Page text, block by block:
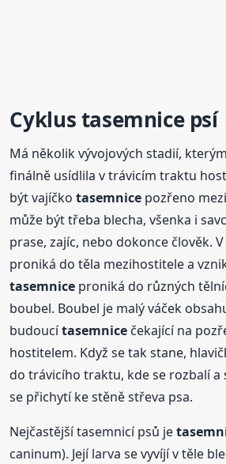
Cyklustasemnicepsí
Má několik vývojových stadií,
finálně usídlila v trávicím traktu
být vajíčkotasemnice pozřeno
může být třeba blecha, všenka i
prase, zajíc, nebo dokonce člověk.
proniká do těla mezihostitele a
tasemnice proniká do různých
boubel. Boubel je malý váček
budoucítasemnice čekající na
hostitelem. Když se tak stane,
do trávicího traktu, kde se rozbalí a
se přichytí ke stěně střeva psa.
Nejčastější tasemnicí psů je
caninum). Její larva se vyvíjí v těle